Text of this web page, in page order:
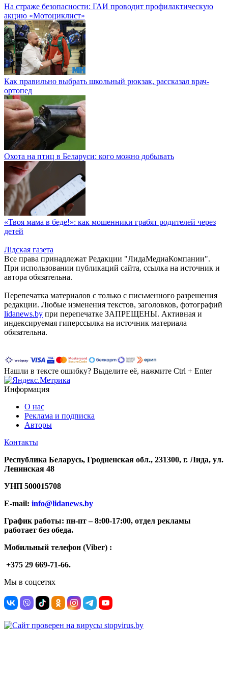
На страже безопасности: ГАИ проводит профилактическую
акцию «Мотоциклист»
Как правильно выбрать школьный рюкзак, рассказал врач-
ортопед
Охота на птиц в Беларуси: кого можно добывать
«Твоя мама в беде!»: как мошенники грабят родителей через
детей
Лiдская газета
Все права принадлежат Редакции "ЛидаМедиаКомпании".
При использовании публикаций сайта, ссылка на источник и
автора обязательна.
Перепечатка материалов c только с письменного разрешения
редакции. Любые изменения текстов, заголовков, фотографий
lidanews.by при перепечатке ЗАПРЕЩЕНЫ. Активная и
индексируемая гиперссылка на источник материала
обязательна.
Нашли в тексте ошибку? Выделите её, нажмите Ctrl + Enter
Информация
О нас
Реклама и подписка
Авторы
Контакты
Республика Беларусь, Гродненская обл., 231300, г. Лида, ул.
Ленинская 48
УНП 500015708
E-mail: info@lidanews.by
График работы: пн-пт –8:00-17:00, отдел рекламы
работает без обеда.
Мобильный телефон (Viber) :
+375 29 669-71-66.
Мы в соцсетях